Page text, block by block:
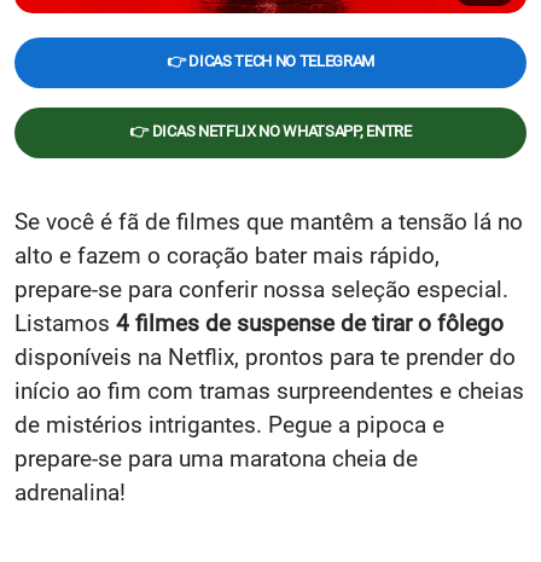
👉 DICAS TECH NO TELEGRAM
👉 DICAS NETFLIX NO WHATSAPP, ENTRE
Se você é fã de filmes que mantêm a tensão lá no
alto e fazem o coração bater mais rápido,
prepare-se para conferir nossa seleção especial.
Listamos 4 filmes de suspense de tirar o fôlego
disponíveis na Netflix, prontos para te prender do
início ao fim com tramas surpreendentes e cheias
de mistérios intrigantes. Pegue a pipoca e
prepare-se para uma maratona cheia de
adrenalina!